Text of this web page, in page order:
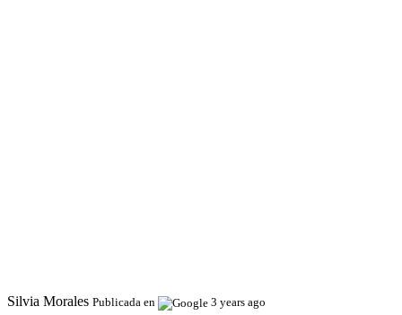
Silvia Morales Publicada en 3 years ago